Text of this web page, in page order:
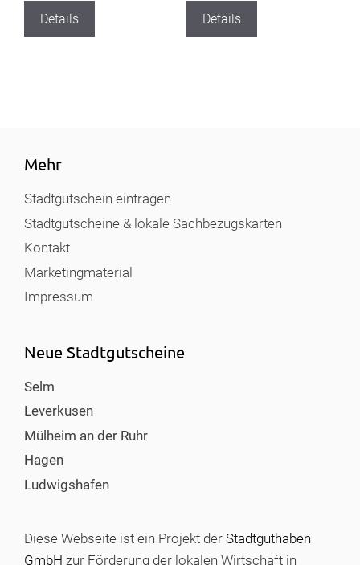
Details Details
Mehr
Stadtgutschein eintragen
Stadtgutscheine & lokale Sachbezugskarten
Kontakt
Marketingmaterial
Impressum
Neue Stadtgutscheine
Selm
Leverkusen
Mülheim an der Ruhr
Hagen
Ludwigshafen
Diese Webseite ist ein Projekt der Stadtguthaben
GmbH zur Förderung der lokalen Wirtschaft in